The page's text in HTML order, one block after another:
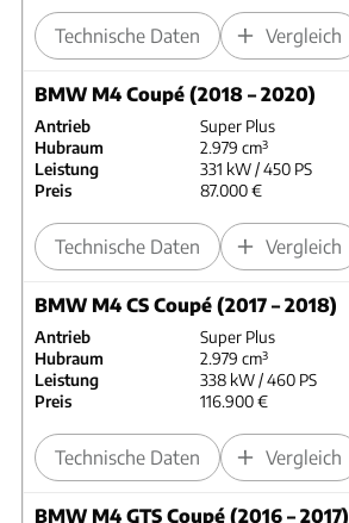
Technische Daten Vergleich
BMW M4 Coupé (2018 – 2020)
Antrieb
Super Plus
Hubraum
2.979 cm³
Leistung
331 kW / 450 PS
Preis
87.000 €
Technische Daten Vergleich
BMW M4 CS Coupé (2017 – 2018)
Antrieb
Super Plus
Hubraum
2.979 cm³
Leistung
338 kW / 460 PS
Preis
116.900 €
Technische Daten Vergleich
BMW M4 GTS Coupé (2016 – 2017)